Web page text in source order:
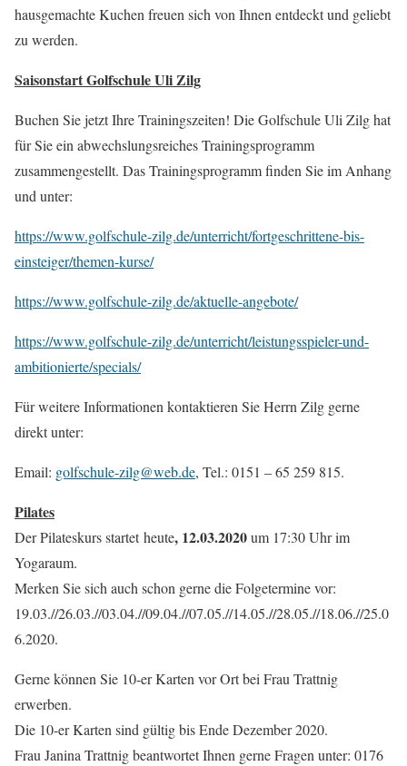
hausgemachte Kuchen freuen sich von Ihnen entdeckt und geliebt
zu werden.
Saisonstart Golfschule Uli Zilg
Buchen Sie jetzt Ihre Trainingszeiten! Die Golfschule Uli Zilg hat
für Sie ein abwechslungsreiches Trainingsprogramm
zusammengestellt. Das Trainingsprogramm finden Sie im Anhang
und unter:
https://www.golfschule-zilg.de/unterricht/fortgeschrittene-bis-
einsteiger/themen-kurse/
https://www.golfschule-zilg.de/aktuelle-angebote/
https://www.golfschule-zilg.de/unterricht/leistungsspieler-und-
ambitionierte/specials/
Für weitere Informationen kontaktieren Sie Herrn Zilg gerne
direkt unter:
Email: golfschule-zilg@web.de, Tel.: 0151 – 65 259 815.
Pilates
Der Pilateskurs startet heute, 12.03.2020um 17:30 Uhr im
Yogaraum.
Merken Sie sich auch schon gerne die Folgetermine vor:
19.03.//26.03.//03.04.//09.04.//07.05.//14.05.//28.05.//18.06.//25.0
6.2020.
Gerne können Sie 10-er Karten vor Ort bei Frau Trattnig
erwerben.
Die 10-er Karten sind gültig bis Ende Dezember 2020.
Frau Janina Trattnig beantwortet Ihnen gerne Fragen unter: 0176